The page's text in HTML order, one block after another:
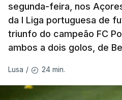
primeiro a realizar o
estrada às 15:05.
Os corredores partem
segunda-feira, nos
da I Liga portuguesa de
triunfo do campeão FC
ambos a dois golos, de
Lusa / 24 min.